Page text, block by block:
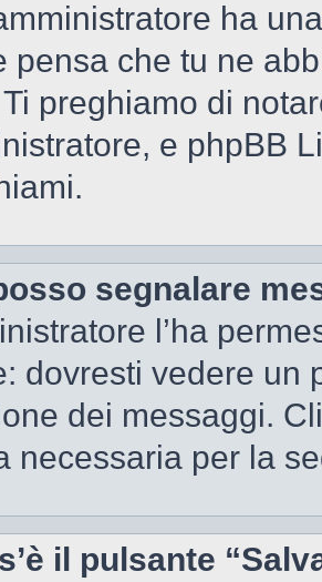
ha
pensa che tu ne
preghiamo di
e phpBB
segnalare
l’ha
dovresti vedere un
dei messaggi.
necessaria per la
il pulsante